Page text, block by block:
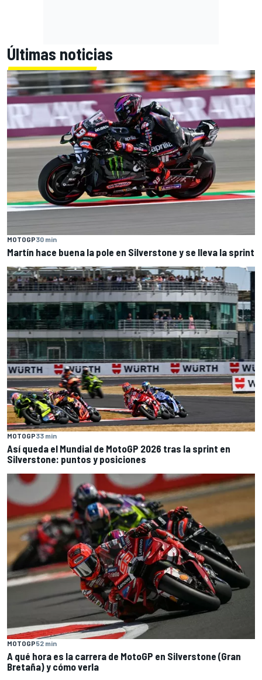
Últimas noticias
MOTOGP30 min
Martín hace buena la pole en Silverstone y se lleva la sprint
MOTOGP33 min
Así queda el Mundial de MotoGP 2026 tras la sprint en
Silverstone: puntos y posiciones
MOTOGP52 min
A qué hora es la carrera de MotoGP en Silverstone (Gran
Bretaña) y cómo verla